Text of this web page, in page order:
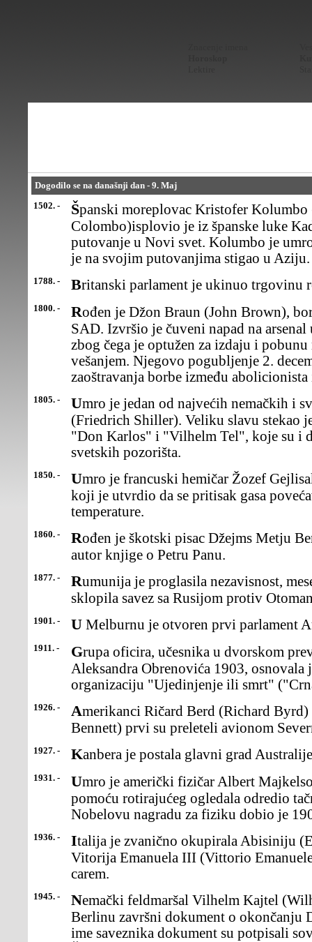
Dogodilo se na današnji dan - 9. Maj
1502. -
Španski moreplovac Kristofer Kolumbo (Cristoforo
Colombo)isplovio je iz španske luke
putovanje u Novi svet. Kolumbo je
je na svojim putovanjima stigao u Aziju.
1788. - Britanski parlament je ukinuo trgovinu
1800. - Rođen je Džon Braun (John Brown), borac za ukidanje ropstva u
SAD. Izvršio je čuveni napad na
zbog čega je optužen za izdaju i
vešanjem. Njegovo pogubljenje 2.
zaoštravanja borbe između
1805. - Umro je jedan od najvećih nemačkih i svetskih pesnika Fridrih Šiler
(Friedrich Shiller). Veliku slavu stekao
"Don Karlos" i "Vilhelm Tel", koje su i
svetskih pozorišta.
1850. - Umro je francuski hemičar Žozef Gejlisak (Joseph Gay-Lusssac),
koji je utvrdio da se pritisak gasa
temperature.
1860. - Rođen je škotski pisac Džejms Metju Beri (James Matthew Barrie),
autor knjige o Petru Panu.
1877. - Rumunija je proglasila nezavisnost, mesec dana nakon štoje
sklopila savez sa Rusijom protiv
1901. - U Melburnu je otvoren prvi parlament
1911. - Grupa oficira, učesnika u dvorskom prevratu i ubistvukralja
Aleksandra Obrenovića 1903, osnovala
organizaciju "Ujedinjenje ili smrt"
1926. - Amerikanci Ričard Berd (Richard Byrd) i Flojd Benet (Floyd
Bennett) prvi su preleteli avionom
1927. - Kanbera je postala glavni grad
1931. - Umro je američki fizičar Albert Majkelson (Michelson),koji je
pomoću rotirajućeg ogledala odredio
Nobelovu nagradu za fiziku dobio je
1936. - Italija je zvanično okupirala Abisiniju (Etiopija) iitalijanskog kralja
Vitorija Emanuela III (Vittorio
carem.
1945. - Nemački feldmaršal Vilhelm Kajtel (Wilhelm Keitel)potpisao je u
Berlinu završni dokument o okončanju
ime saveznika dokument su potpisali